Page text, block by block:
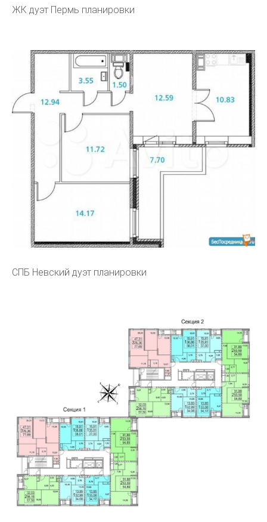
ЖК дуэт Пермь планировки
СПБ Невский дуэт планировки